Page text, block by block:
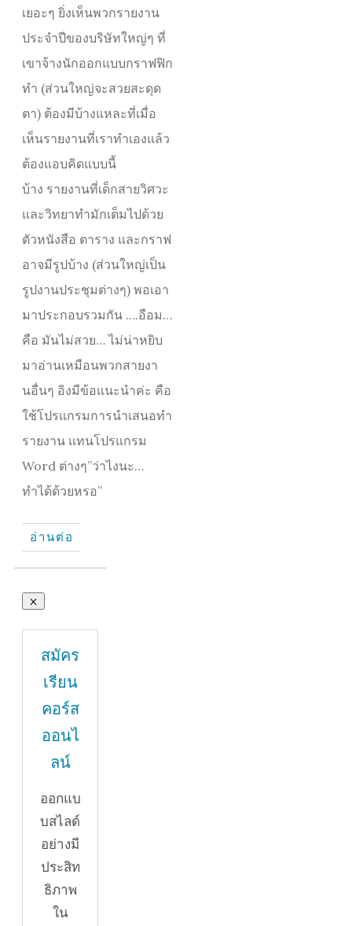
เยอะๆ ยิ่งเห็นพวกรายงาน
ประจำปีของบริษัทใหญ่ๆ ที่
เขาจ้างนักออกแบบกราฟฟิก
ทำ (ส่วนใหญ่จะสวยสะดุด
ตา) ต้องมีบ้างแหละที่เมื่อ
เห็นรายงานที่เราทำเองแล้ว
ต้องแอบคิดแบบนี้
บ้าง รายงานที่เด็กสายวิศวะ
และวิทยาทำมักเต็มไปด้วย
ตัวหนังสือ ตาราง และกราฟ
อาจมีรูปบ้าง (ส่วนใหญ่เป็น
รูปงานประชุมต่างๆ) พอเอา
มาประกอบรวมกัน ….อือม…
คือ มันไม่สวย… ไม่น่าหยิบ
มาอ่านเหมือนพวกสายงา
นอื่นๆ อิงมีข้อแนะนำค่ะ คือ
ใช้โปรแกรมการนำเสนอทำ
รายงาน แทนโปรแกรม
Word ต่างๆ”ว่าไงนะ…
ทำได้ด้วยหรอ”
อ่านต่อ
สมัคร
เรียน
คอร์ส
ออนไ
ลน์
ออกแบ
บสไลด์
อย่างมี
ประสิท
ธิภาพ
ใน